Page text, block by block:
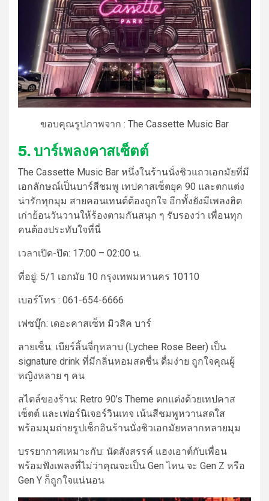
ขอบคุณรูปภาพจาก : The Cassette Music Bar
5. บาร์เพลงคาสเซ็ตต์
The Cassette Music Bar หนึ่งในร้านนั่งชิวแถวเอกมัยที่มี
เอกลักษณ์เป็นบาร์สีชมพู เทปคาสเซ็ตยุค 90 และตกแต่ง
น่ารักทุกมุม สายคอนเทนต์ต้องถูกใจ อีกทั้งยังมีเพลงฮิต
เก่าย้อนวันวานให้ร้องตามกันสนุก ๆ รับรองว่า เพื่อนทุก
คนต้องประทับใจที่นี่
เวลาเปิด-ปิด: 17:00 – 02:00 น.
ที่อยู่: 5/1 เอกมัย 10 กรุงเทพมหานคร 10110
เบอร์โทร : 061-654-6666
เฟซบุ๊ก: เดอะคาสเซ็ท มิวสิค บาร์
ลายเซ็น: เบียร์ลิ้นจี่กุหลาบ (Lychee Rose Beer) เป็น
signature drink ที่มีกลิ่นหอมสดชื่น ดื่มง่าย ถูกใจคุณผู้
หญิงหลาย ๆ คน
สไตล์ของร้าน: Retro 90’s Theme ตกแต่งด้วยเทปคาส
เซ็ตต์ และเฟอร์นิเจอร์วินเทจ เน้นสีชมพูหวานสดใส
พร้อมมุมถ่ายรูปเช็กอินร้านนั่งชิวเอกมัยหลากหลายมุม
บรรยากาศเหมาะกับ: นัดสังสรรค์ แฮงเอาต์กับเพื่อน
พร้อมฟังเพลงที่ไม่ว่าคุณจะเป็น Gen ไหน จะ Gen Z หรือ
Gen Y ก็ถูกใจแน่นอน